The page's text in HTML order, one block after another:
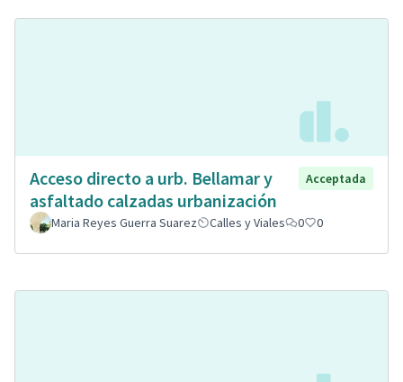
Acceso directo a urb. Bellamar y
asfaltado calzadas urbanización
Acceptada
Maria Reyes Guerra Suarez Calles y Viales 0 0